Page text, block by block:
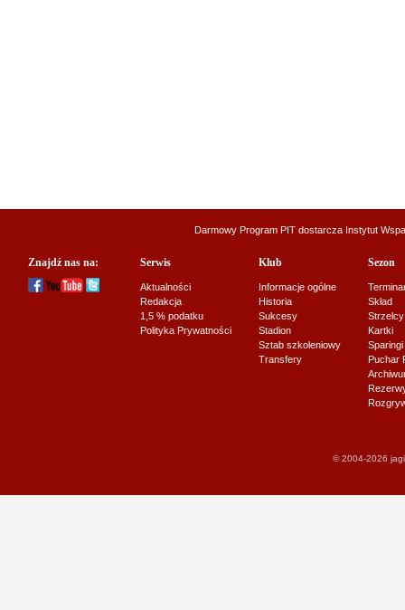
Darmowy Program PIT dostarcza Instytut
Znajdź nas na: Serwis
Aktualności
Redakcja
1,5 % podatku
Polityka Prywatności
Klub
Informacje ogólne
Historia
Sukcesy
Stadion
Sztab szkoleniowy
Transfery
Sezon
Skład
Strzelcy
Kartki
Sparingi
Puchar
© 2004-2026